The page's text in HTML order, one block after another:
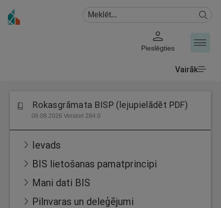
Pieslēgties
Vairāk
Rokasgrāmata BISP (lejupielādēt PDF)
06.08.2026 Version 284.0
Ievads
BIS lietošanas pamatprincipi
Mani dati BIS
Pilnvaras un deleģējumi